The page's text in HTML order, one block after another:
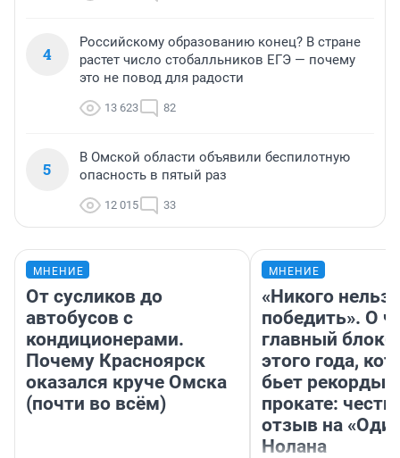
4
Российскому образованию конец? В стране
растет число стобалльников ЕГЭ — почему
это не повод для радости
13 623 82
5
В Омской области объявили беспилотную
опасность в пятый раз
12 015 33
МНЕНИЕ
От сусликов до
автобусов с
кондиционерами.
Почему Красноярск
оказался круче Омска
(почти во всём)
МНЕНИЕ
«Никого нельзя
победить». О
главный
этого года,
бьет рекорды в
прокате:
отзыв на
Нолана